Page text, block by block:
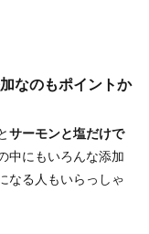
なのもポイントか
サーモンと塩だけで
中にもいろんな添加
なる人もいらっしゃ